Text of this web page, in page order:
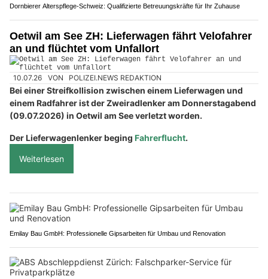
Dornbierer Alterspflege-Schweiz: Qualifizierte Betreuungskräfte für Ihr Zuhause
Oetwil am See ZH: Lieferwagen fährt Velofahrer
an und flüchtet vom Unfallort
10.07.26 VON POLIZEI.NEWS REDAKTION
Bei einer Streifkollision zwischen einem Lieferwagen und
einem Radfahrer ist der Zweiradlenker am Donnerstagabend
(09.07.2026) in Oetwil am See verletzt worden.
Der Lieferwagenlenker beging Fahrerflucht.
Weiterlesen
Emilay Bau GmbH: Professionelle Gipsarbeiten für Umbau und Renovation